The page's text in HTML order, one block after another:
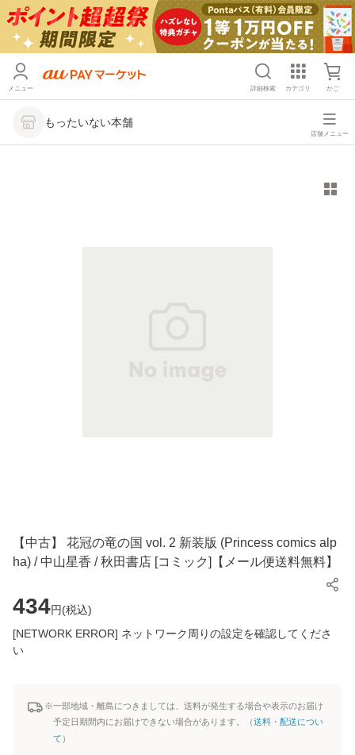
メニュー 詳細検索 カテゴリ かご
もったいない本舗
店舗メニュー
【中古】 花冠の竜の国 vol. 2 新装版 (Princess comics alp
ha) / 中山星香 / 秋田書店 [コミック]【メール便送料無料】
434円(税込)
[NETWORK ERROR] ネットワーク周りの設定を確認してくださ
い
※一部地域・離島につきましては、送料が発生する場合や表示のお届け
予定日期間内にお届けできない場合があります。（送料・配送につい
て ）